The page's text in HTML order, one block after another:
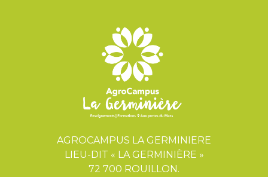
AGROCAMPUS LA GERMINIERE
LIEU-DIT « LA GERMINIÈRE »
72 700 ROUILLON.